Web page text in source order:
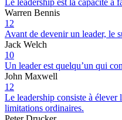
Warren Bennis
12
Avant de devenir un leader, le
Jack Welch
10
Un leader est quelqu’un qui
John Maxwell
12
Le leadership consiste à élever
limitations ordinaires.